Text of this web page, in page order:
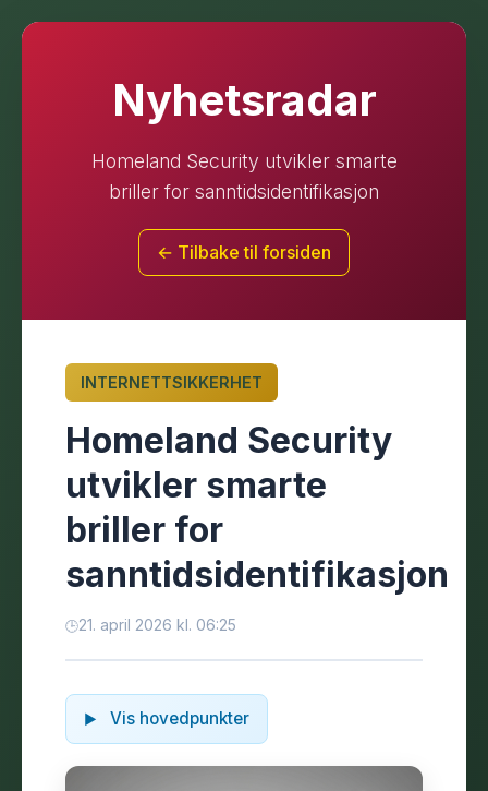
Nyhetsradar
Homeland Security utvikler smarte
briller for sanntidsidentifikasjon
← Tilbake til forsiden
INTERNETTSIKKERHET
Homeland Security
utvikler smarte
briller for
sanntidsidentifikasjon
21. april 2026 kl. 06:25
Vis hovedpunkter